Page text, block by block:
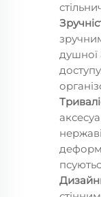
душної